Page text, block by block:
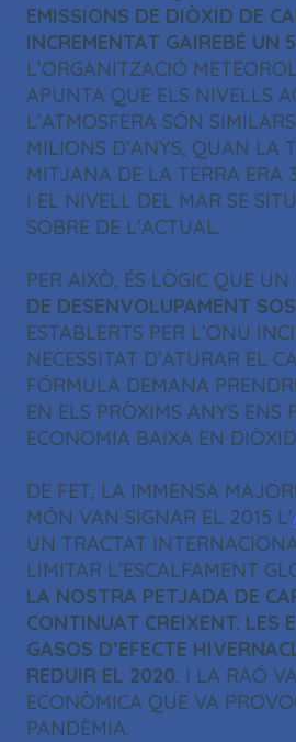
EMISSIONS DE DIÒXID DE
INCREMENTAT GAIREBÉ UN
L’ORGANITZACIÓ
APUNTA QUE ELS NIVELLS
L’ATMOSFERA SÓN
MILIONS D’ANYS, QUAN LA
MITJANA DE LA TERRA ERA
I EL NIVELL DEL MAR SE
SOBRE DE L’ACTUAL.
PER AIXÒ, ÉS LÒGIC QUE UN
DE DESENVOLUPAMENT
ESTABLERTS PER L’ONU
NECESSITAT D’ATURAR EL
FÓRMULA DEMANA
EN ELS PRÒXIMS ANYS ENS
ECONOMIA BAIXA EN
DE FET, LA IMMENSA
MÓN VAN SIGNAR EL 2015 L’
UN TRACTAT
LIMITAR L’ESCALFAMENT
LA NOSTRA PETJADA DE
CONTINUAT CREIXENT. LES
GASOS D’EFECTE
REDUIR EL 2020. I LA RAÓ
ECONÒMICA QUE VA
PANDÈMIA.